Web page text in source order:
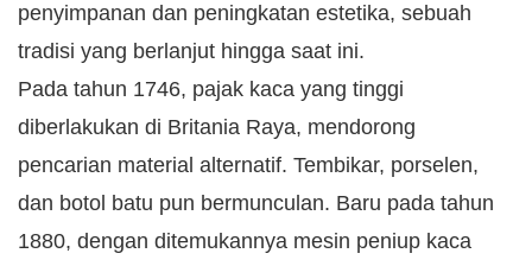
penyimpanan dan peningkatan estetika, sebuah
tradisi yang berlanjut hingga saat ini.
Pada tahun 1746, pajak kaca yang tinggi
diberlakukan di Britania Raya, mendorong
pencarian material alternatif. Tembikar, porselen,
dan botol batu pun bermunculan. Baru pada tahun
1880, dengan ditemukannya mesin peniup kaca